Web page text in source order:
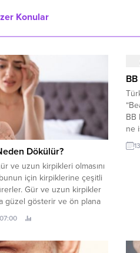
Konular
Dökülür?
ve uzun kirpikleri olmasını
için kirpiklerine çeşitli
Gür ve uzun kirpikler
güzel gösterir ve ön plana
konusunda büyük bir
kirpikler zaman içinde
cevap arıyorsanız
BB
ne